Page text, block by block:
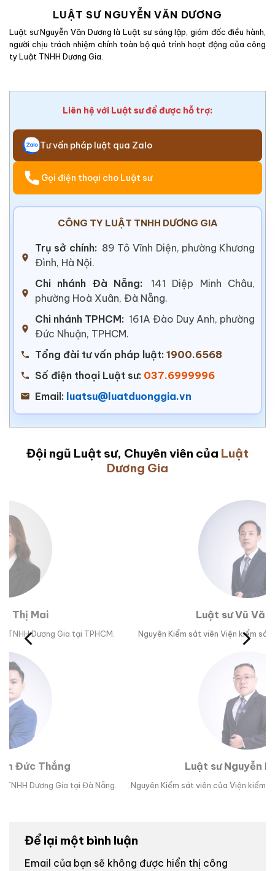
LUẬT SƯ NGUYỄN VĂN DƯƠNG
Luật sư Nguyễn Văn Dương là Luật sư sáng lập, giám đốc điều hành,
người chịu trách nhiệm chính toàn bộ quá trình hoạt động của công
ty Luật TNHH Dương Gia.
Liên hệ với Luật sư để được hỗ trợ:
Tư vấn pháp luật qua Zalo
Gọi điện thoại cho Luật sư
CÔNG TY LUẬT TNHH DƯƠNG GIA
Trụ sở chính: 89 Tô Vĩnh Diện, phường Khương
Đình, Hà Nội.
Chi nhánh Đà Nẵng:
141 Diệp Minh Châu,
phường Hoà Xuân, Đà Nẵng.
Chi nhánh TPHCM: 161A Đào Duy Anh, phường
Đức Nhuận, TPHCM.
Tổng đài tư vấn pháp luật: 1900.6568
Số điện thoại Luật sư: 037.6999996
Email: luatsu@luatduonggia.vn
Đội ngũ Luật sư, Chuyên viên của Luật
Dương Gia
Nguyên Kiểm sát viên Viện kiểm sát nhân dân tỉnh Phú Yên.
Luật sư Nguyễn Hoài Bão
Nguyên Kiểm sát viên của Viện kiểm sát nhân dân TP Đà Nẵng.
Để lại một bình luận
Email của bạn sẽ không được hiển thị công